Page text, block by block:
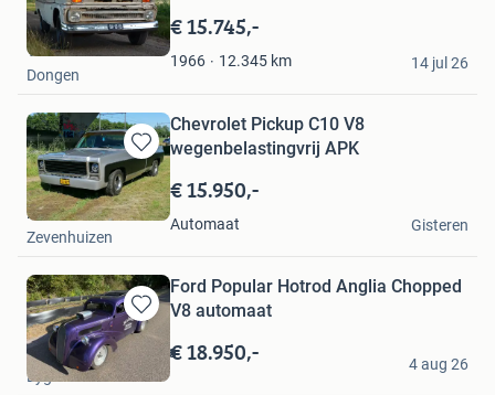
in
Mijn
Favorieten
€ 15.745,-
1966 12.345 km
Van de Ven
Dongen
14 jul 26
Bewaren
in
Mijn
Favorieten
Chevrolet Pickup C10 V8
wegenbelastingvrij APK
€ 15.950,-
Automaat
Neet
Zevenhuizen
Gisteren
Bewaren
in
Mijn
Favorieten
Ford Popular Hotrod Anglia Chopped
V8 automaat
€ 18.950,-
Maik’s Hotrod Garage
Eygelshoven
4 aug 26